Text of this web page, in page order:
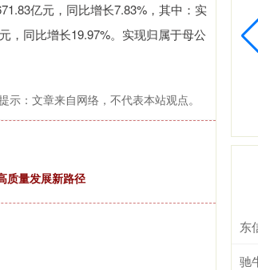
亿元，同比增长7.83%，其中：实
，同比增长19.97%。实现归属于母公
示：文章来自网络，不代表本站观点。
质量发展新路径